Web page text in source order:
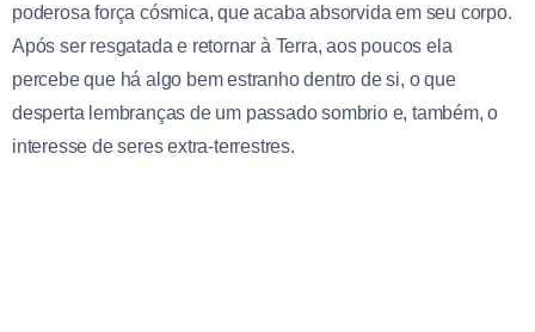
poderosa força cósmica, que acaba absorvida em seu corpo.
Após ser resgatada e retornar à Terra, aos poucos ela
percebe que há algo bem estranho dentro de si, o que
desperta lembranças de um passado sombrio e, também, o
interesse de seres extra-terrestres.